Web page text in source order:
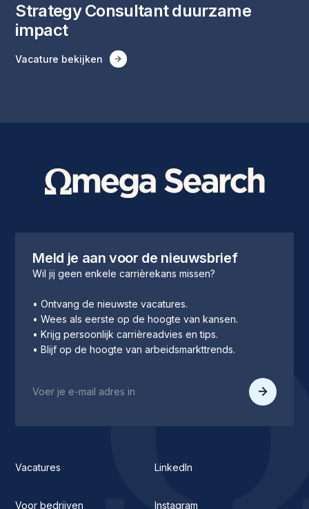
Strategy Consultant duurzame
impact
Vacature bekijken
Meld je aan voor de nieuwsbrief
Wil jij geen enkele carrièrekans missen?
• Ontvang de nieuwste vacatures.
• Wees als eerste op de hoogte van kansen.
• Krijg persoonlijk carrièreadvies en tips.
• Blijf op de hoogte van arbeidsmarkttrends.
Vacatures
Voor bedrijven
LinkedIn
Instagram